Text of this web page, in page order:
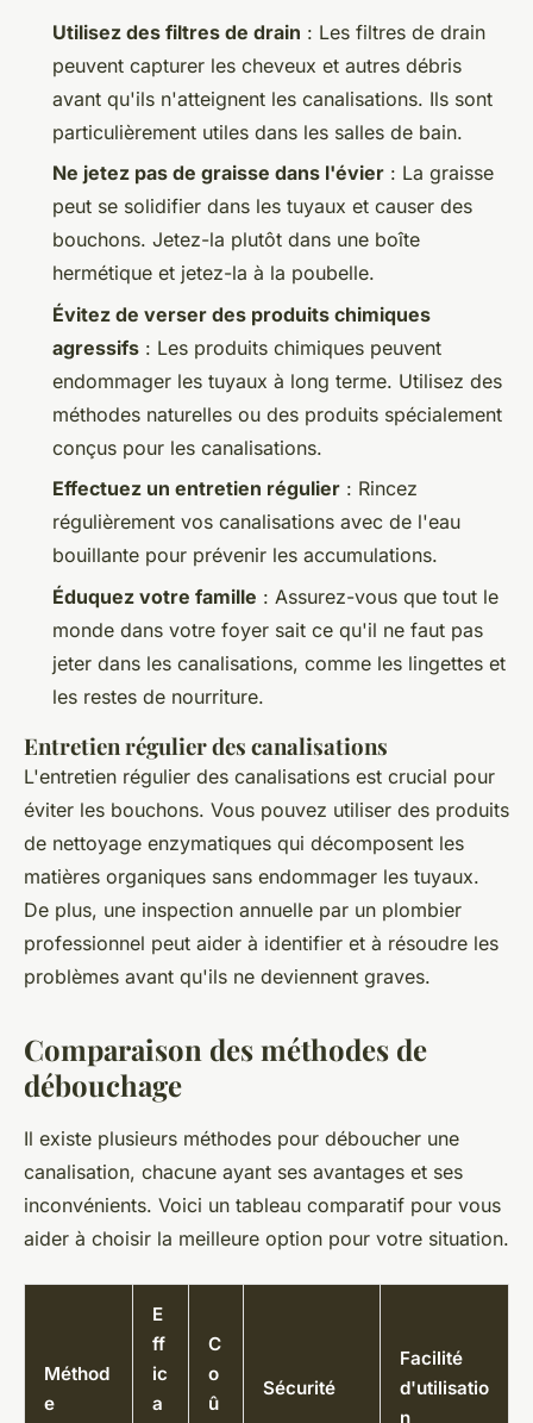
Utilisez des filtres de drain : Les filtres de drain
peuvent capturer les cheveux et autres débris
avant qu'ils n'atteignent les canalisations. Ils sont
particulièrement utiles dans les salles de bain.
Ne jetez pas de graisse dans l'évier : La graisse
peut se solidifier dans les tuyaux et causer des
bouchons. Jetez-la plutôt dans une boîte
hermétique et jetez-la à la poubelle.
Évitez de verser des produits chimiques
agressifs : Les produits chimiques peuvent
endommager les tuyaux à long terme. Utilisez des
méthodes naturelles ou des produits spécialement
conçus pour les canalisations.
Effectuez un entretien régulier : Rincez
régulièrement vos canalisations avec de l'eau
bouillante pour prévenir les accumulations.
Éduquez votre famille : Assurez-vous que tout le
monde dans votre foyer sait ce qu'il ne faut pas
jeter dans les canalisations, comme les lingettes et
les restes de nourriture.
Entretien régulier des canalisations
L'entretien régulier des canalisations est crucial pour
éviter les bouchons. Vous pouvez utiliser des produits
de nettoyage enzymatiques qui décomposent les
matières organiques sans endommager les tuyaux.
De plus, une inspection annuelle par un plombier
professionnel peut aider à identifier et à résoudre les
problèmes avant qu'ils ne deviennent graves.
Comparaison des méthodes de
débouchage
Il existe plusieurs méthodes pour déboucher une
canalisation, chacune ayant ses avantages et ses
inconvénients. Voici un tableau comparatif pour vous
aider à choisir la meilleure option pour votre situation.
Méthod
e
E
ff
ic
a
C
o
û
Sécurité
Facilité
d'utilisatio
n